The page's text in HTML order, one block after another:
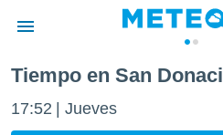
de
Tiempo en San Donaci
17:52 Jueves